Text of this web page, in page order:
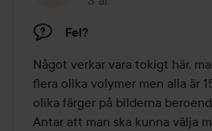
Fel?
Något verkar vara tokigt här,
flera olika volymer men alla är
olika färger på bilderna
Antar att man ska kunna välja